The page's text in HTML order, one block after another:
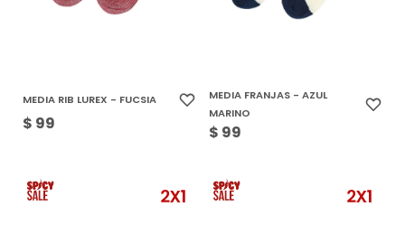
MEDIA RIB LUREX - FUCSIA
$ 99
MEDIA FRANJAS - AZUL
MARINO
$ 99